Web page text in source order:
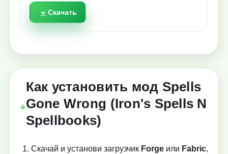
Скачать
Как установить мод Spells
Gone Wrong (Iron's Spells N
Spellbooks)
Скачай и установи загрузчик Forge или Fabric,